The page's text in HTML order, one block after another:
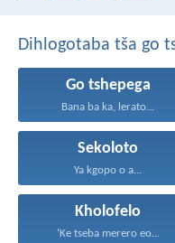
Dihlogotaba tša go
Go tshepega
Bana ba ka, lerato...
Sekoloto
Ya kgopo o a...
Kholofelo
‘Ke tseba merero eo...